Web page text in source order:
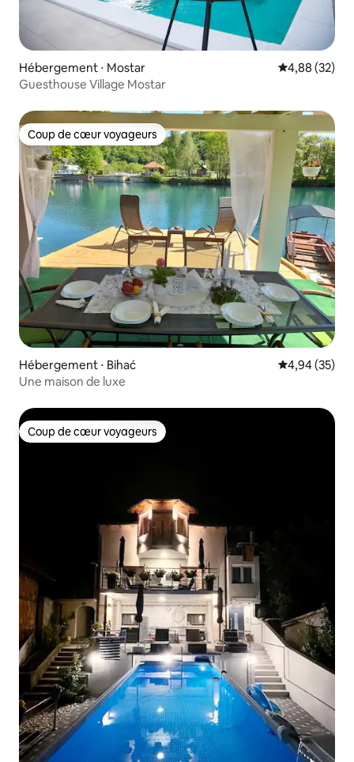
Hébergement ⋅ Mostar Évaluation
4,88 (32)
Guesthouse Village Mostar
Coup de cœur voyageurs
Coup de cœur voyageurs
Hébergement ⋅ Bihać Évaluation
4,94 (35)
Une maison de luxe
Coup de cœur voyageurs
Coup de cœur voyageurs